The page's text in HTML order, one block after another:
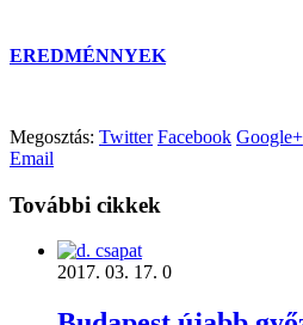
EREDMÉNNYEK
Megosztás: Twitter Facebook Google+
Email
További cikkek
2017. 03. 17. 0